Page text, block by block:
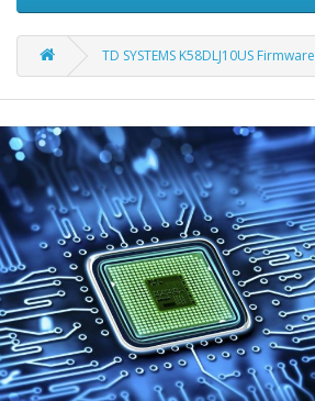
TD SYSTEMS K58DLJ10US Firmware